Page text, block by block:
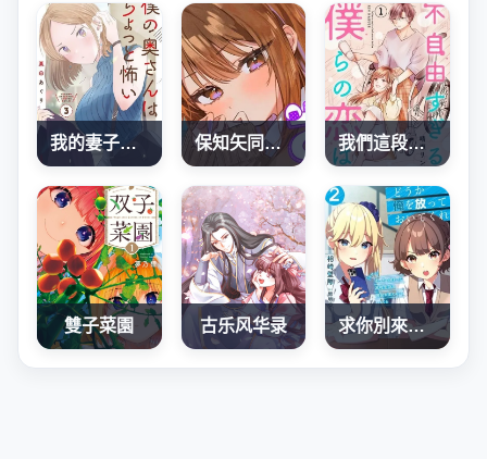
我的妻子有點可怕 保知矢同學綽綽有餘 我們這段愛情不太自由
雙子菜園 古乐风华录 求你別來管我了